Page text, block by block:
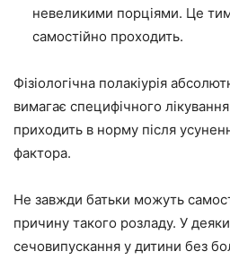
невеликими порціями. Це
самостійно проходить.
Фізіологічна полакіурія
вимагає специфічного
приходить в норму після
фактора.
Не завжди батьки можуть
причину такого розладу. У
сечовипускання у дитини без